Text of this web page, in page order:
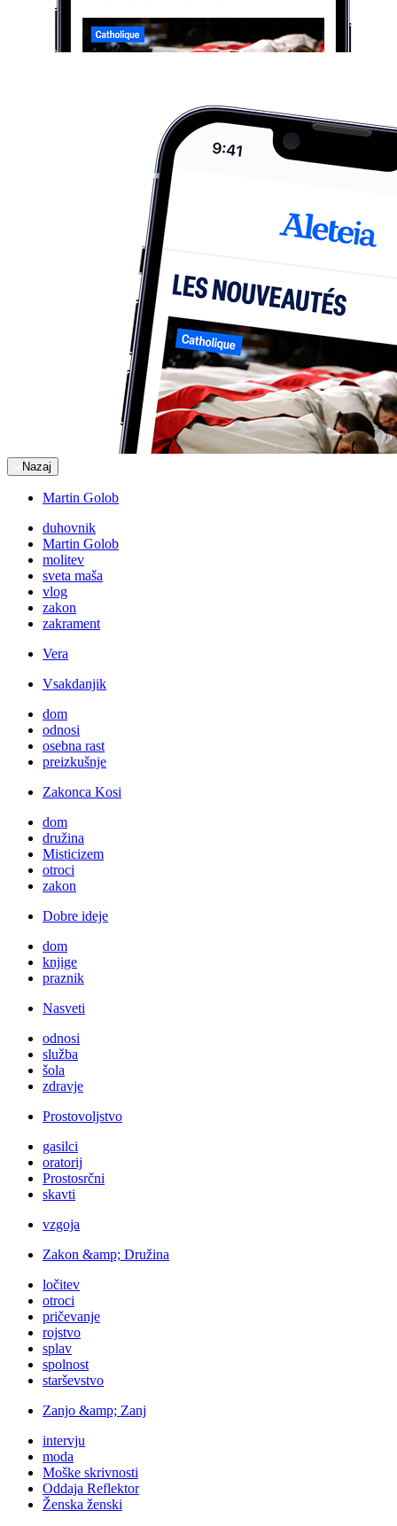
Nazaj
Martin Golob
duhovnik
Martin Golob
molitev
sveta maša
vlog
zakon
zakrament
Vera
Vsakdanjik
dom
odnosi
osebna rast
preizkušnje
Zakonca Kosi
dom
družina
Misticizem
otroci
zakon
Dobre ideje
dom
knjige
praznik
Nasveti
odnosi
služba
šola
zdravje
Prostovoljstvo
gasilci
oratorij
Prostosrčni
skavti
vzgoja
Zakon &amp; Družina
ločitev
otroci
pričevanje
rojstvo
splav
spolnost
starševstvo
Zanjo &amp; Zanj
intervju
moda
Moške skrivnosti
Oddaja Reflektor
Ženska ženski